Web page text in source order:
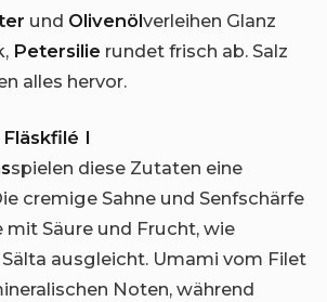
und Olivenölverleihen Glanz
Petersilie rundet frisch ab. Salz
alles hervor.
I
spielen diese Zutaten eine
cremige Sahne und Senfschärfe
mit Säure und Frucht, wie
Sälta ausgleicht. Umami vom Filet
Noten, während